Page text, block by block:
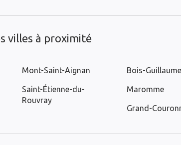
villes à proximité
Mont-Saint-Aignan
Saint-Étienne-du-
Rouvray
Bois-Guillaume
Maromme
Grand-